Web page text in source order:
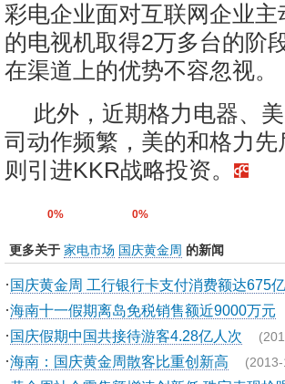
彩电企业面对互联网企业
的电视机取得2万多台的阶
在渠道上的优势不容忽视。
此外，近期格力电器、
司动作频繁，美的和格力
则引进KKR战略投资。
0% 0%
更多关于 家电市场 国庆黄金周 的新闻
·国庆黄金周 工行银行卡支付消费额达675
·海南十一假期离岛免税销售额近9000万元
·国庆假期中国共接待游客4.28亿人次
·海南：国庆黄金周散客比重创新高